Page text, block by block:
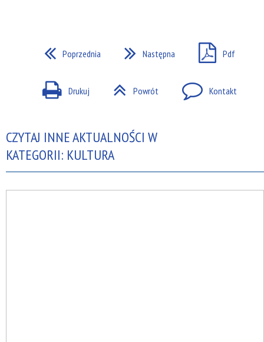
Poprzednia Następna Pdf
Drukuj Powrót Kontakt
CZYTAJ INNE AKTUALNOŚCI W
KATEGORII: KULTURA